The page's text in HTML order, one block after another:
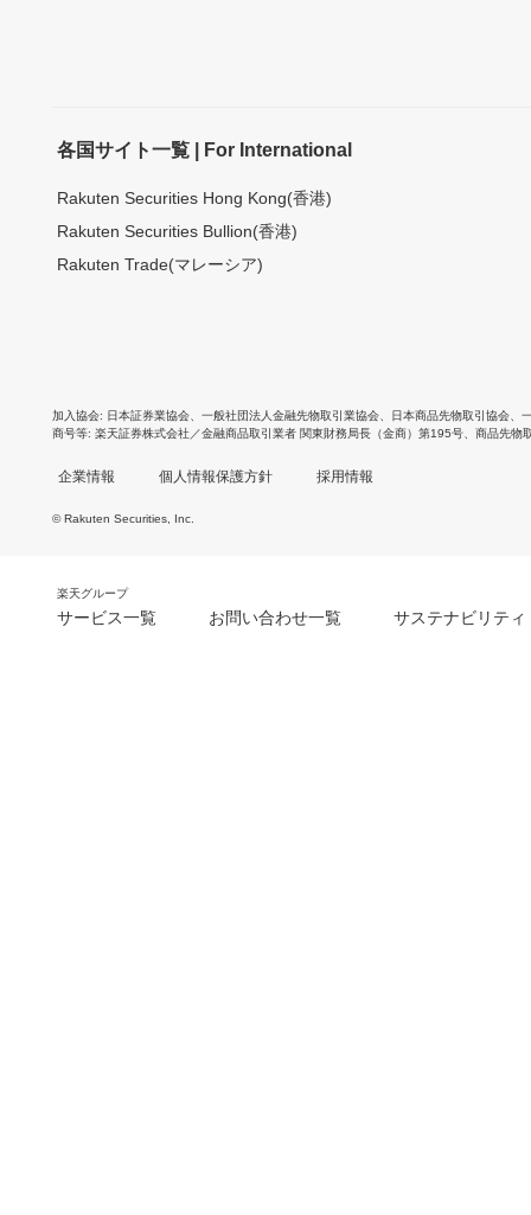
各国サイト一覧 | For International
Rakuten Securities Hong Kong(香港)
Rakuten Securities Bullion(香港)
Rakuten Trade(マレーシア)
加入協会 日本証券業協会 一般社団法人金融先物取引業協会 日本商品先物取引協会
商号等 楽天証券株式会社／金融商品取引業者 関東財務局長（金商）第195号、商品先物
企業情報 個人情報保護方針 採用情報
© Rakuten Securities, Inc.
楽天グループ
サービス一覧 お問い合わせ一覧 サステナビリティ